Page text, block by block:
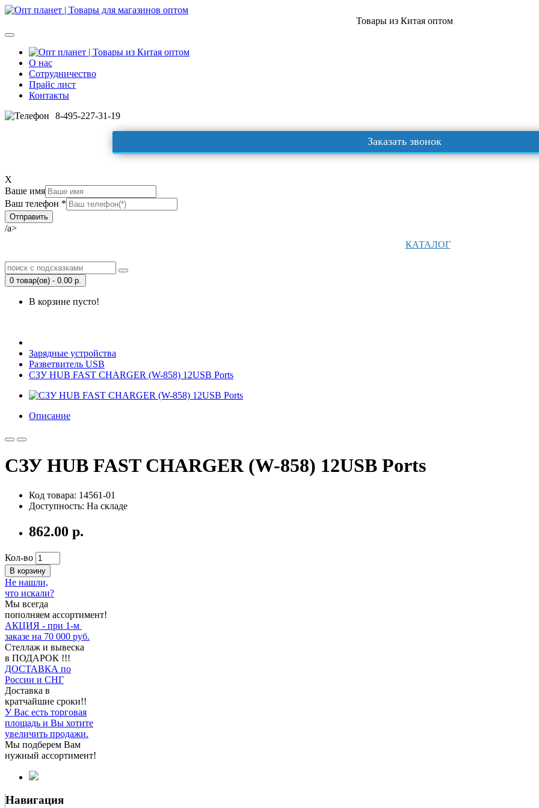
Товары из Китая оптом
О нас
Сотрудничество
Прайс лист
Контакты
8-495-227-31-19
Заказать звонок
X
Ваше имя
Ваш телефон *
/a>
КАТАЛОГ
0 товар(ов) - 0.00 р.
В корзине пусто!
Зарядные устройства
Разветвитель USB
СЗУ HUB FAST CHARGER (W-858) 12USB Ports
Описание
СЗУ HUB FAST CHARGER (W-858) 12USB Ports
Код товара: 14561-01
Доступность: На складе
862.00 р.
Кол-во
В корзину
Не нашли,
что искали?
Мы всегда
пополняем ассортимент!
АКЦИЯ - при 1-м
заказе на 70 000 руб.
Стеллаж и вывеска
в ПОДАРОК !!!
ДОСТАВКА по
России и СНГ
Доставка в
кратчайшие сроки!!
У Вас есть торговая
площадь и Вы хотите
увеличить продажи.
Мы подберем Вам
нужный ассортимент!
Навигация